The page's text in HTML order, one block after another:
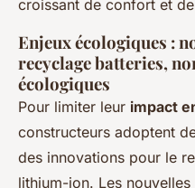
croissant de confort et
Enjeux écologiques :
recyclage batteries,
écologiques
Pour limiter leur impact
constructeurs adoptent
des innovations pour le
lithium-ion. Les